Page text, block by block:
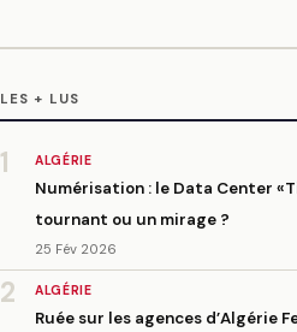
LES + LUS
1 ALGÉRIE
Numérisation : le Data Center
tournant ou un mirage ?
25 Fév 2026
2 ALGÉRIE
Ruée sur les agences d’Algérie